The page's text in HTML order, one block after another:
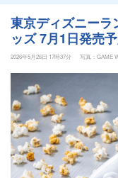
東京ディズニー
ッズ 7月1日発売
2026年5月26日 17時37分
写真：GAME